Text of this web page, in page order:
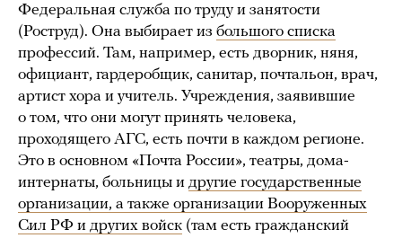
Федеральная служба по труду и занятости
(Роструд). Она выбирает из большого списка
профессий. Там, например, есть дворник, няня,
официант, гардеробщик, санитар, почтальон, врач,
артист хора и учитель. Учреждения, заявившие
о том, что они могут принять человека,
проходящего АГС, есть почти в каждом регионе.
Это в основном «Почта России», театры, дома-
интернаты, больницы и другие государственные
организации, а также организации Вооруженных
Сил РФ и других войск (там есть гражданский